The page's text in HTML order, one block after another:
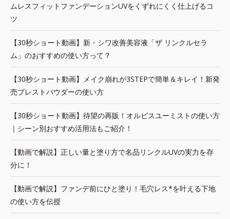
ムレスフィットファンデーションUVをくずれにくく仕上げるコ
ツ
【30秒ショート動画】新・シワ改善美容液「ザ リンクルセラ
ム」のおすすめの使い方って？
【30秒ショート動画】メイク崩れが3STEPで簡単＆キレイ！新発
売プレストパウダーの使い方
【30秒ショート動画】待望の再販！オルビスユーミストの使い方
｜シーン別おすすめ活用法もご紹介！
【動画で解説】正しい量と塗り方で名品リンクルUVの実力を存
分に！
【動画で解説】ファンデ前にひと塗り！毛穴レス*を叶える下地
の使い方を伝授